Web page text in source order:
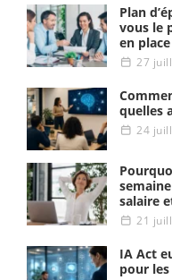
Plan
vous le
en place
27
quelles
24
salaire
21
IA Act
pour